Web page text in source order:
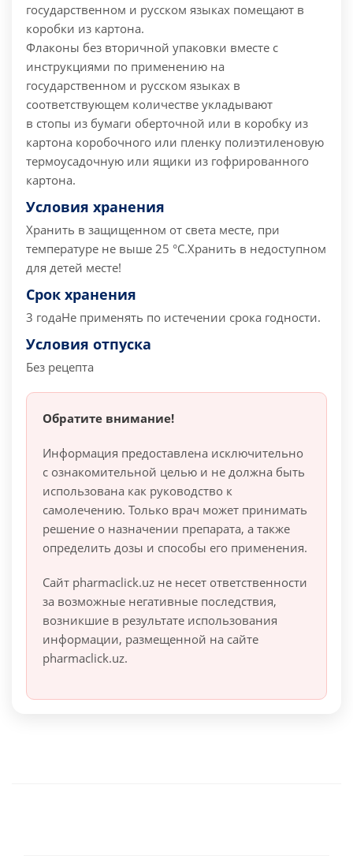
государственном и русском языках помещают в
коробки из картона.
Флаконы без вторичной упаковки вместе с
инструкциями по применению на
государственном и русском языках в
соответствующем количестве укладывают
в стопы из бумаги оберточной или в коробку из
картона коробочного или пленку полиэтиленовую
термоусадочную или ящики из гофрированного
картона.
Условия хранения
Хранить в защищенном от света месте, при
температуре не выше 25 °С.Хранить в недоступном
для детей месте!
Срок хранения
3 годаНе применять по истечении срока годности.
Условия отпуска
Без рецепта
Обратите внимание!
Информация предоставлена исключительно
с ознакомительной целью и не должна быть
использована как руководство к
самолечению. Только врач может принимать
решение о назначении препарата, а также
определить дозы и способы его применения.
Сайт pharmaclick.uz не несет ответственности
за возможные негативные последствия,
возникшие в результате использования
информации, размещенной на сайте
pharmaclick.uz.